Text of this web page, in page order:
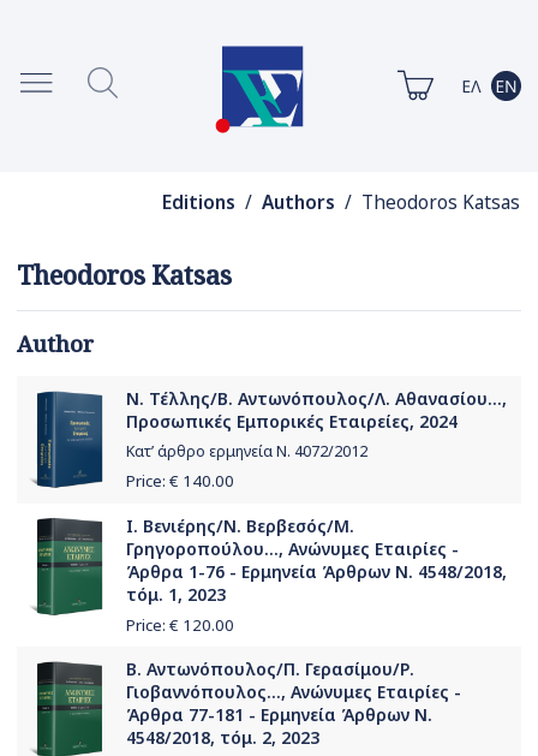
Editions / Authors / Theodoros Katsas
Theodoros Katsas
Author
Ν. Τέλλης/Β. Αντωνόπουλος/Λ. Αθανασίου...,
Προσωπικές Εμπορικές Εταιρείες, 2024
Κατ’ άρθρο ερμηνεία Ν. 4072/2012
Price: € 140.00
Ι. Βενιέρης/Ν. Βερβεσός/Μ.
Γρηγοροπούλου..., Ανώνυμες Εταιρίες -
Άρθρα 1-76 - Ερμηνεία Άρθρων Ν. 4548/2018,
τόμ. 1, 2023
Price: € 120.00
Β. Αντωνόπουλος/Π. Γερασίμου/Ρ.
Γιοβαννόπουλος..., Ανώνυμες Εταιρίες -
Άρθρα 77-181 - Ερμηνεία Άρθρων Ν.
4548/2018, τόμ. 2, 2023